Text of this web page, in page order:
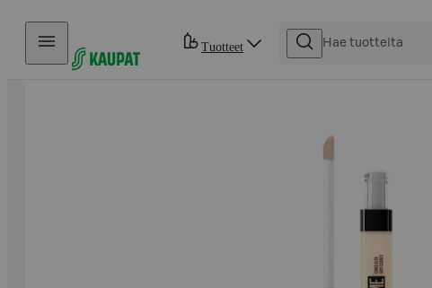
Hyppää sisältöön
Tuotteet